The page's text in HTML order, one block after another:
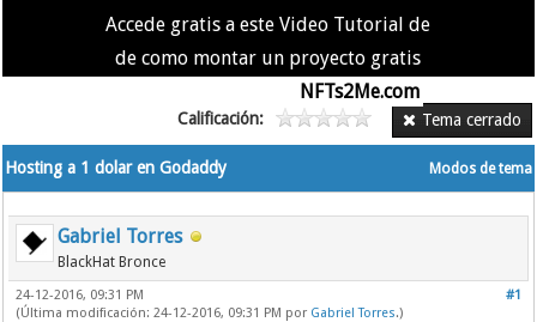
Accede gratis a este Video Tutorial de
de como montar un proyecto gratis
NFTs2Me.com
Tema cerrado
Calificación:
Modos de tema
Hosting a 1 dolar en Godaddy
Gabriel Torres
BlackHat Bronce
#1
24-12-2016, 09:31 PM
(Última modificación: 24-12-2016, 09:31 PM por Gabriel Torres.)